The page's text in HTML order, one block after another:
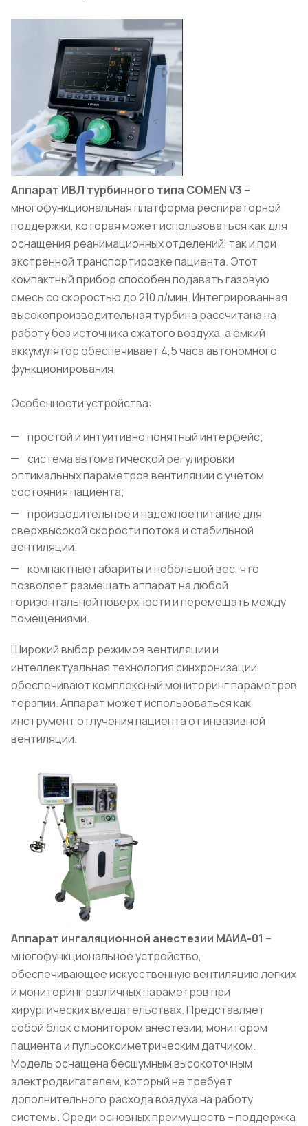
Аппарат ИВЛ турбинного типа COMENV3 –
многофункциональная платформа респираторной
поддержки, которая может использоваться как для
оснащения реанимационных отделений, так и при
экстренной транспортировке пациента. Этот
компактный прибор способен подавать газовую
смесь со скоростью до 210 л/мин. Интегрированная
высокопроизводительная турбина рассчитана на
работу без источника сжатого воздуха, а ёмкий
аккумулятор обеспечивает 4,5 часа автономного
функционирования.
Особенности устройства:
простой и интуитивно понятный интерфейс;
система автоматической регулировки
оптимальных параметров вентиляции с учётом
состояния пациента;
производительное и надежное питание для
сверхвысокой скорости потока и стабильной
вентиляции;
компактные габариты и небольшой вес, что
позволяет размещать аппарат на любой
горизонтальной поверхности и перемещать между
помещениями.
Широкий выбор режимов вентиляции и
интеллектуальная технология синхронизации
обеспечивают комплексный мониторинг параметров
терапии. Аппарат может использоваться как
инструмент отлучения пациента от инвазивной
вентиляции.
Аппарат ингаляционной анестезии МАИА-01 –
многофункциональное устройство,
обеспечивающее искусственную вентиляцию легких
и мониторинг различных параметров при
хирургических вмешательствах. Представляет
собой блок с монитором анестезии, монитором
пациента и пульсоксиметрическим датчиком.
Модель оснащена бесшумным высокоточным
электродвигателем, который не требует
дополнительного расхода воздуха на работу
системы. Среди основных преимуществ – поддержка